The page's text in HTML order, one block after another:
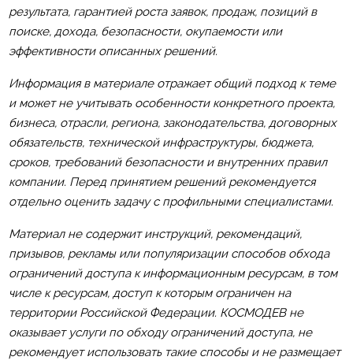
результата, гарантией роста заявок, продаж, позиций в
поиске, дохода, безопасности, окупаемости или
эффективности описанных решений.
Информация в материале отражает общий подход к теме
и может не учитывать особенности конкретного проекта,
бизнеса, отрасли, региона, законодательства, договорных
обязательств, технической инфраструктуры, бюджета,
сроков, требований безопасности и внутренних правил
компании. Перед принятием решений рекомендуется
отдельно оценить задачу с профильными специалистами.
Материал не содержит инструкций, рекомендаций,
призывов, рекламы или популяризации способов обхода
ограничений доступа к информационным ресурсам, в том
числе к ресурсам, доступ к которым ограничен на
территории Российской Федерации. КОСМОДЕВ не
оказывает услуги по обходу ограничений доступа, не
рекомендует использовать такие способы и не размещает